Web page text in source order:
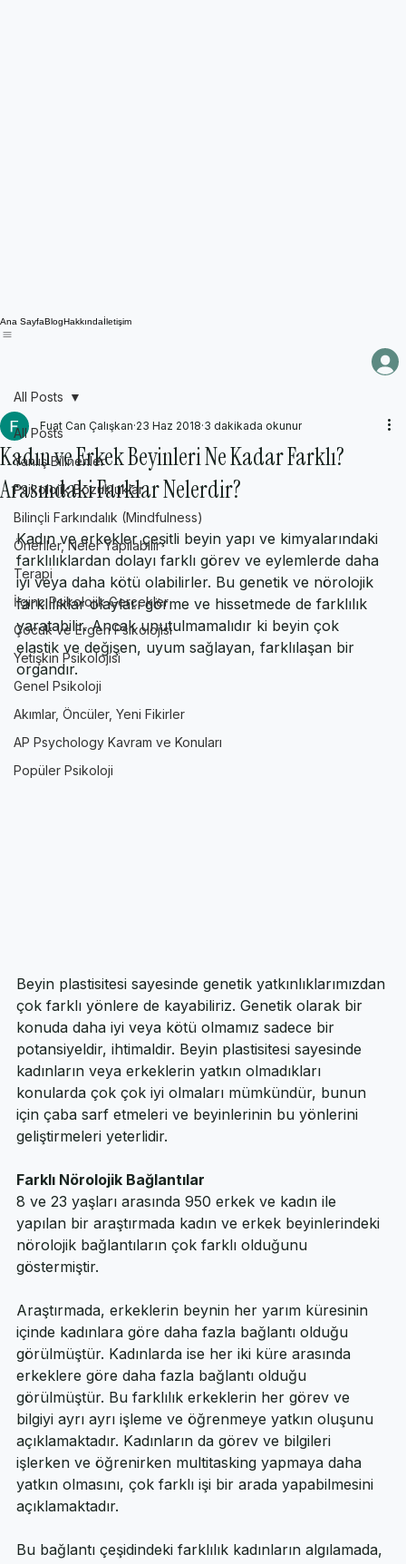
All Posts
Yanlış Bilinenler
Psikolojik Bozukluklar
Bilinçli Farkındalık (Mindfulness)
Öneriler, Neler Yapılabilir
Terapi
İlginç Psikolojik Gerçekler
Çocuk ve Ergen Psikolojisi
Yetişkin Psikolojisi
Genel Psikoloji
Akımlar, Öncüler, Yeni Fikirler
AP Psychology Kavram ve Konuları
All Posts
Kadın ve Erkek Beyinleri Ne Kadar Farklı?
Arasındaki Farklar Nelerdir?
Fuat Can Çalışkan 23 Haz 2018 3 dakikada okunur
Kadın ve erkekler çeşitli beyin yapı ve kimyalarındaki
farklılıklardan dolayı farklı görev ve eylemlerde daha
iyi veya daha kötü olabilirler. Bu genetik ve nörolojik
farklılıklar olayları görme ve hissetmede de farklılık
yaratabilir. Ancak unutulmamalıdır ki beyin çok
elastik ve değişen, uyum sağlayan, farklılaşan bir
Beyin plastisitesi sayesinde genetik yatkınlıklarımızdan
çok farklı yönlere de kayabiliriz. Genetik olarak bir
konuda daha iyi veya kötü olmamız sadece bir
potansiyeldir, ihtimaldir. Beyin plastisitesi sayesinde
kadınların veya erkeklerin yatkın olmadıkları
konularda çok çok iyi olmaları mümkündür, bunun
için çaba sarf etmeleri ve beyinlerinin bu yönlerini
Farklı Nörolojik Bağlantılar
8 ve 23 yaşları arasında 950 erkek ve kadın ile
yapılan bir araştırmada kadın ve erkek beyinlerindeki
nörolojik bağlantıların çok farklı olduğunu
Araştırmada, erkeklerin beynin her yarım küresinin
içinde kadınlara göre daha fazla bağlantı olduğu
görülmüştür. Kadınlarda ise her iki küre arasında
erkeklere göre daha fazla bağlantı olduğu
görülmüştür. Bu farklılık erkeklerin her görev ve
bilgiyi ayrı ayrı işleme ve öğrenmeye yatkın oluşunu
açıklamaktadır. Kadınların da görev ve bilgileri
işlerken ve öğrenirken multitasking yapmaya daha
yatkın olmasını, çok farklı işi bir arada yapabilmesini